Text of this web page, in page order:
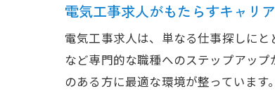
電気工事求人がもたらすキャリ
電気工事求人は、単なる仕事探しに
など専門的な職種へのステップアッ
のある方に最適な環境が整っています。